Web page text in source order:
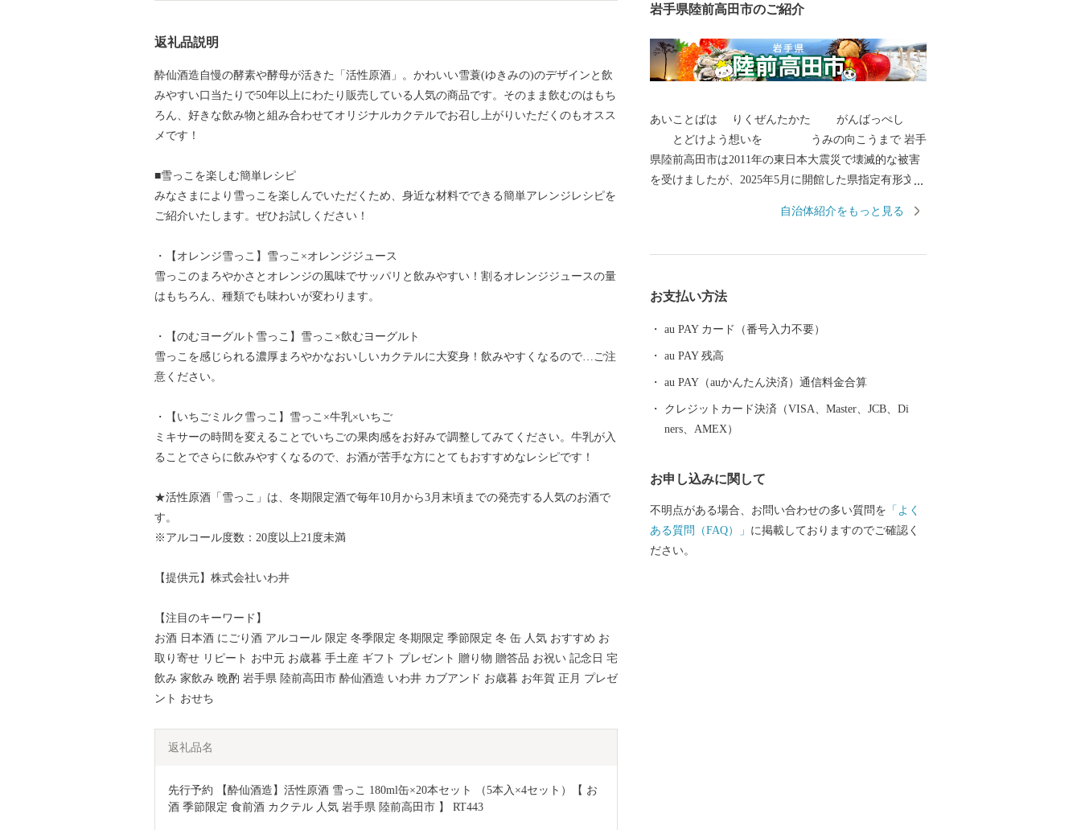
返礼品説明
酔仙酒造自慢の酵素や酵母が活きた「活性原酒」。かわいい雪蓑(ゆきみの)のデザインと飲
みやすい口当たりで50年以上にわたり販売している人気の商品です。そのまま飲むのはもち
ろん、好きな飲み物と組み合わせてオリジナルカクテルでお召し上がりいただくのもオスス
メです！
■雪っこを楽しむ簡単レシピ
みなさまにより雪っこを楽しんでいただくため、身近な材料でできる簡単アレンジレシピを
ご紹介いたします。ぜひお試しください！
・【オレンジ雪っこ】雪っこ×オレンジジュース
雪っこのまろやかさとオレンジの風味でサッパリと飲みやすい！割るオレンジジュースの量
はもちろん、種類でも味わいが変わります。
・【のむヨーグルト雪っこ】雪っこ×飲むヨーグルト
雪っこを感じられる濃厚まろやかなおいしいカクテルに大変身！飲みやすくなるので…ご注
意ください。
・【いちごミルク雪っこ】雪っこ×牛乳×いちご
ミキサーの時間を変えることでいちごの果肉感をお好みで調整してみてください。牛乳が入
ることでさらに飲みやすくなるので、お酒が苦手な方にとてもおすすめなレシピです！
★活性原酒「雪っこ」は、冬期限定酒で毎年10月から3月末頃までの発売する人気のお酒で
す。
※アルコール度数：20度以上21度未満
【提供元】株式会社いわ井
【注目のキーワード】
お酒 日本酒 にごり酒 アルコール 限定 冬季限定 冬期限定 季節限定 冬 缶 人気 おすすめ お
取り寄せ リピート お中元 お歳暮 手土産 ギフト プレゼント 贈り物 贈答品 お祝い 記念日 宅
飲み 家飲み 晩酌 岩手県 陸前高田市 酔仙酒造 いわ井 カブアンド お歳暮 お年賀 正月 プレゼ
ント おせち
返礼品名
先行予約 【酔仙酒造】活性原酒 雪っこ 180ml缶×20本セット （5本入×4セット）【 お
酒 季節限定 食前酒 カクテル 人気 岩手県 陸前高田市 】 RT443
岩手県陸前高田市のご紹介
あいことばは りくぜんたかた がんばっぺし
とどけよう想いを うみの向こうまで 岩手
県陸前高田市は2011年の東日本大震災で壊滅的な被害
を受けましたが、2025年5月に開館した県指定有形文化
田松原、 秋はりんごやブドウ、秋の味覚に舌鼓み。各
地で黄金の稲穂が揺れています。 冬は雪も少なく過ご
高田へ、ぜひ一度お越しください。 〇ふるさと納税を
通じて障がい者の雇用を！ 岩手県陸前高田市ではふる
さと納税の返礼品の梱包を障がい者の皆様に正式に委
の高い集中力と一つ一つの丁寧な作業には頭が下がり
ます。 また、ふるさと納税は市の事業ということで自
分達が「市に役立つ仕事をしているんだ」と誇りを持
自治体紹介をもっと見る
お支払い方法
au PAY カード（番号入力不要）
au PAY 残高
au PAY（auかんたん決済）通信料金合算
クレジットカード決済（VISA、Master、JCB、Di
ners、AMEX）
お申し込みに関して
不明点がある場合、お問い合わせの多い質問を 「よく
ある質問（FAQ）」 に掲載しておりますのでご確認く
ださい。